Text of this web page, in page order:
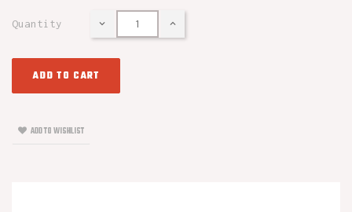
Quantity
ADD TO CART
ADD TO WISHLIST